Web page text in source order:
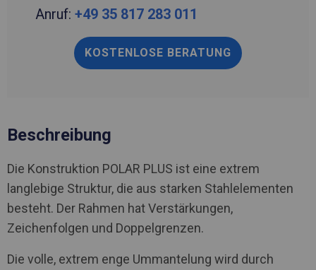
Anruf: +49 35 817 283 011
KOSTENLOSE BERATUNG
Beschreibung
Die Konstruktion POLAR PLUS ist eine extrem
langlebige Struktur, die aus starken Stahlelementen
besteht. Der Rahmen hat Verstärkungen,
Zeichenfolgen und Doppelgrenzen.
Die volle, extrem enge Ummantelung wird durch